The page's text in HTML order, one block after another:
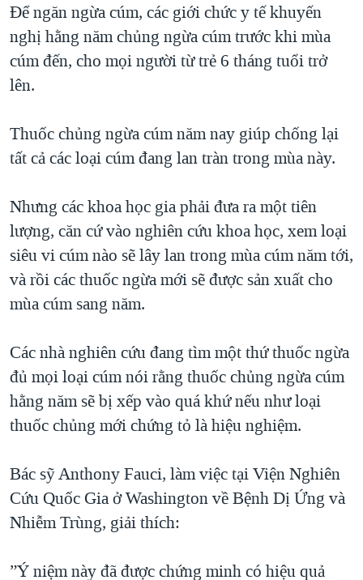
Để ngăn ngừa cúm, các giới chức y tế khuyến
nghị hằng năm chủng ngừa cúm trước khi mùa
cúm đến, cho mọi người từ trẻ 6 tháng tuổi trở
lên.
Thuốc chủng ngừa cúm năm nay giúp chống lại
tất cả các loại cúm đang lan tràn trong mùa này.
Nhưng các khoa học gia phải đưa ra một tiên
lượng, căn cứ vào nghiên cứu khoa học, xem loại
siêu vi cúm nào sẽ lây lan trong mùa cúm năm tới,
và rồi các thuốc ngừa mới sẽ được sản xuất cho
mùa cúm sang năm.
Các nhà nghiên cứu đang tìm một thứ thuốc ngừa
đủ mọi loại cúm nói rằng thuốc chủng ngừa cúm
hằng năm sẽ bị xếp vào quá khứ nếu như loại
thuốc chủng mới chứng tỏ là hiệu nghiệm.
Bác sỹ Anthony Fauci, làm việc tại Viện Nghiên
Cứu Quốc Gia ở Washington về Bệnh Dị Ứng và
Nhiễm Trùng, giải thích:
”Ý niệm này đã được chứng minh có hiệu quả